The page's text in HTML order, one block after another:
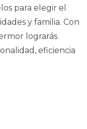
para elegir el
y familia. Con
lograrás
eficiencia